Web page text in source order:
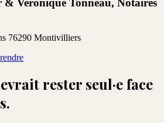
76290 Montivilliers
rester seul·e face